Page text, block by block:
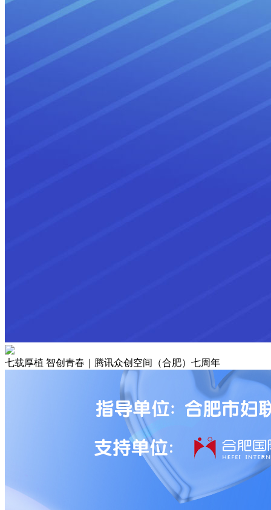
七载厚植 智创青春｜腾讯众创空间（合肥）七周年